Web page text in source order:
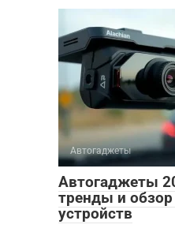
Автогаджеты
Автогаджеты
тренды и
устройств